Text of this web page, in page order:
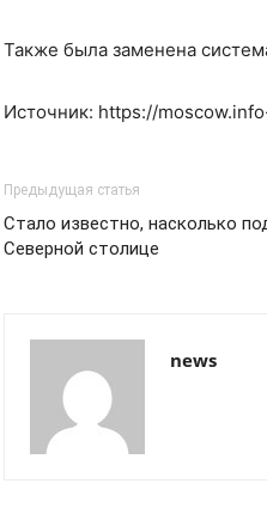
Также была заменена
Источник: https://
Предыдущая статья
Стало известно, насколько
Северной столице
news